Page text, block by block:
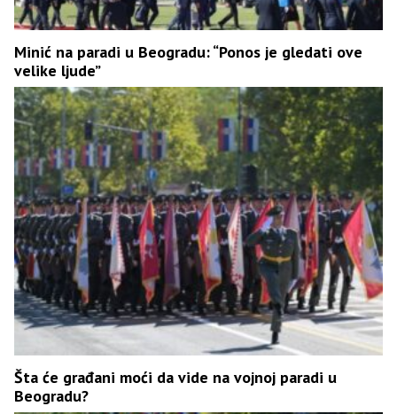
Minić na paradi u Beogradu: “Ponos je gledati ove
velike ljude”
Šta će građani moći da vide na vojnoj paradi u
Beogradu?